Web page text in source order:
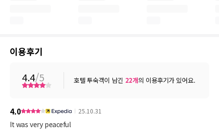
이용후기
4.4/5 호텔 투숙객이 남긴 22개의 이용후기가 있어요.
4.0 25.10.31
It was very peaceful